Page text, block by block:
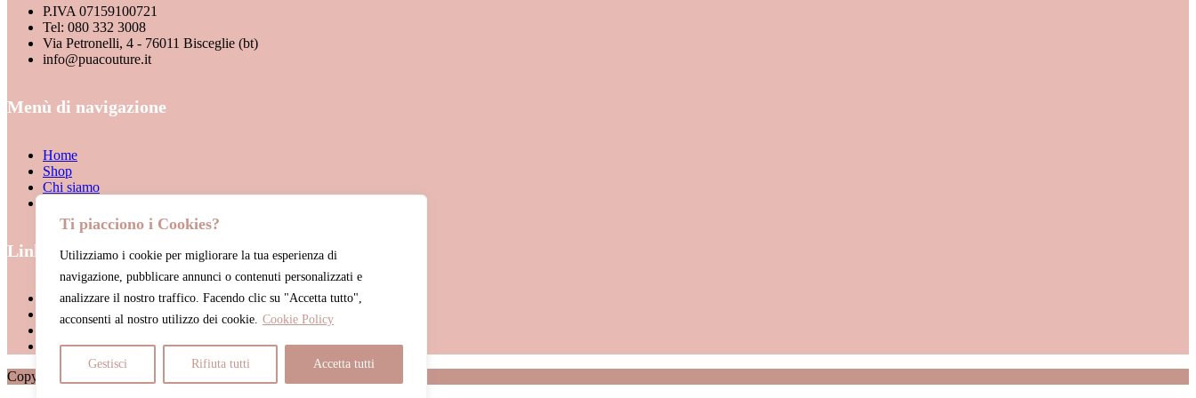
Ti piacciono i Cookies?
Utilizziamo i cookie per migliorare la tua esperienza di
navigazione, pubblicare annunci o contenuti personalizzati e
analizzare il nostro traffico. Facendo clic su "Accetta tutto",
acconsenti al nostro utilizzo dei cookie. Cookie Policy
Gestisci Rifiuta tutti Accetta tutti
P.IVA 07159100721
Tel: 080 332 3008
Via Petronelli, 4 - 76011 Bisceglie (bt)
info@puacouture.it
Menù di navigazione
Home
Shop
Chi siamo
Link Utili
Termini & Condizioni di vendita
Privacy Policy
Account
Copyright © 2026 Puacouture